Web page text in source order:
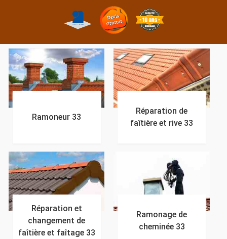
Ramoneur 33
Réparation de
faîtière et rive 33
Réparation et
changement de
faîtière et faîtage 33
Ramonage de
cheminée 33